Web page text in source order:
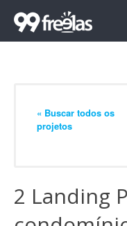
« Buscar todos os
projetos
2 Landing